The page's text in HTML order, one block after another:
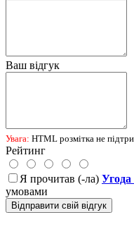
Ваш відгук
Увага: HTML розмітка не
Рейтинг
Я прочитав (-ла) Угода
умовами
Відправити свій відгук